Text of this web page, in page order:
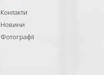
Контакти
Новини
Фотографії